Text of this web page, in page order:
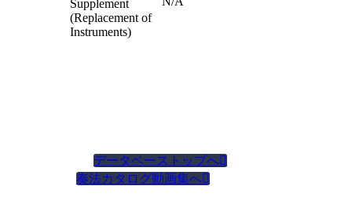
Supplement
(Replacement of
Instruments)
データベーストップへ
奏法カタログ動画集へ